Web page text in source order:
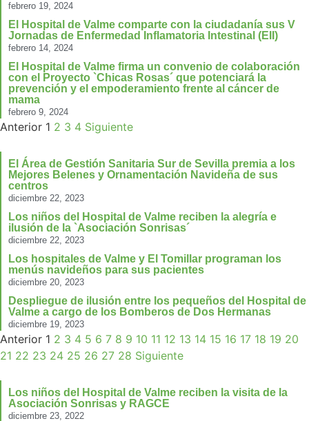
febrero 19, 2024
El Hospital de Valme comparte con la ciudadanía sus V
Jornadas de Enfermedad Inflamatoria Intestinal (EII)
febrero 14, 2024
El Hospital de Valme firma un convenio de colaboración
con el Proyecto `Chicas Rosas´ que potenciará la
prevención y el empoderamiento frente al cáncer de
mama
febrero 9, 2024
Anterior 1 2 3 4 Siguiente
El Área de Gestión Sanitaria Sur de Sevilla premia a los
Mejores Belenes y Ornamentación Navideña de sus
centros
diciembre 22, 2023
Los niños del Hospital de Valme reciben la alegría e
ilusión de la `Asociación Sonrisas´
diciembre 22, 2023
Los hospitales de Valme y El Tomillar programan los
menús navideños para sus pacientes
diciembre 20, 2023
Despliegue de ilusión entre los pequeños del Hospital de
Valme a cargo de los Bomberos de Dos Hermanas
diciembre 19, 2023
Anterior 1 2 3 4 5 6 7 8 9 10 11 12 13 14 15 16 17 18 19 20
21 22 23 24 25 26 27 28 Siguiente
Los niños del Hospital de Valme reciben la visita de la
Asociación Sonrisas y RAGCE
diciembre 23, 2022